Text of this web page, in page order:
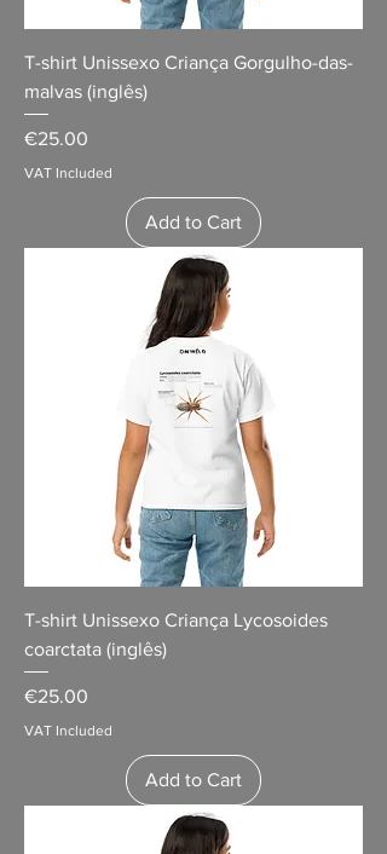
T-shirt Unissexo Criança Gorgulho-das-
malvas (inglês)
Price
€25.00
VAT Included
Add to Cart
T-shirt Unissexo Criança Lycosoides
coarctata (inglês)
Price
€25.00
VAT Included
Add to Cart